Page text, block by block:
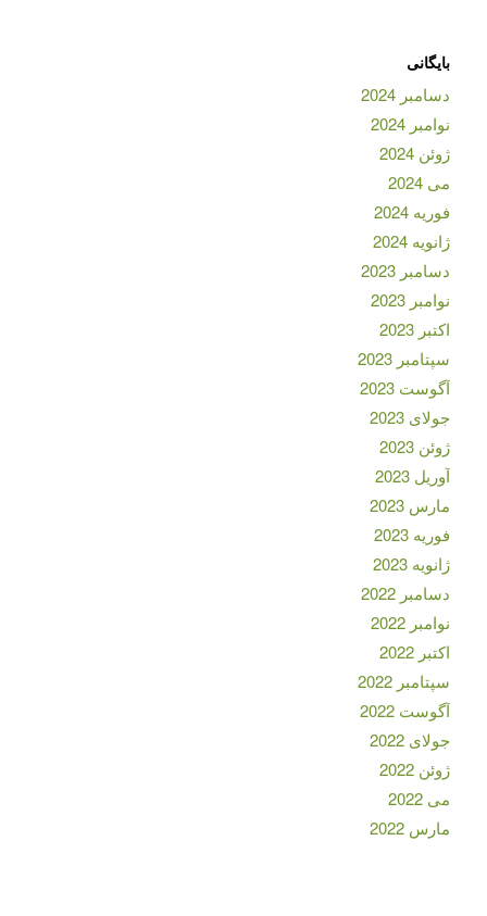
بایگانی
دسامبر 2024
نوامبر 2024
ژوئن 2024
می 2024
فوریه 2024
ژانویه 2024
دسامبر 2023
نوامبر 2023
اکتبر 2023
سپتامبر 2023
آگوست 2023
جولای 2023
ژوئن 2023
آوریل 2023
مارس 2023
فوریه 2023
ژانویه 2023
دسامبر 2022
نوامبر 2022
اکتبر 2022
سپتامبر 2022
آگوست 2022
جولای 2022
ژوئن 2022
می 2022
مارس 2022